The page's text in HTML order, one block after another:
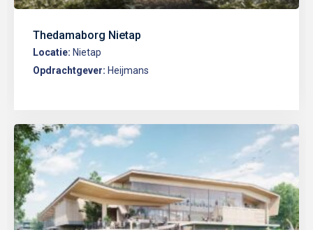
Thedamaborg Nietap
Locatie: Nietap
Opdrachtgever: Heijmans